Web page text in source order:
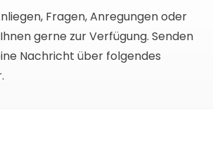
Fragen, Anregungen oder
gerne zur Verfügung. Senden
Nachricht über folgendes